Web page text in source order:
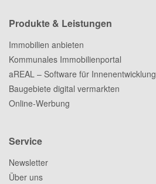
Produkte & Leistungen
Immobilien anbieten
Kommunales Immobilienportal
aREAL – Software für Innenentwicklung
Baugebiete digital vermarkten
Online-Werbung
Service
Newsletter
Über uns